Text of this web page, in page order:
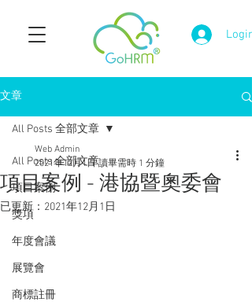
Login
文章
All Posts 全部文章
項目案例
獎項
年度會議
展覽會
商標註冊
All Posts 全部文章
項目案例 - 港協暨奧委會
Web Admin
2021年12月1日 讀畢需時 1 分鐘
已更新： 2021年12月1日